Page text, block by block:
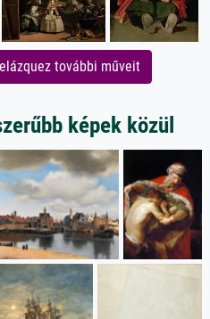
további műveit
képek közül